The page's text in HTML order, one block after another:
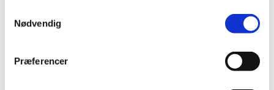
Nødvendig
Præferencer